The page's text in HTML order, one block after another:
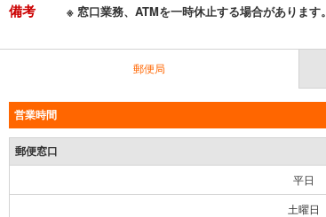
備考 ※ 窓口業務、ATMを一時休止する場合があります。
郵便局
営業時間
郵便窓口
平日
土曜日